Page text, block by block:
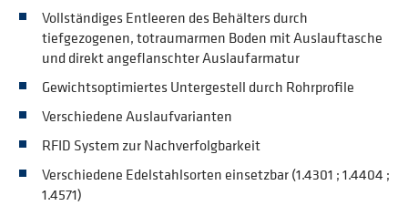
Vollständiges Entleeren des Behälters durch
tiefgezogenen, totraumarmen Boden mit Auslauftasche
und direkt angeflanschter Auslaufarmatur
Gewichtsoptimiertes Untergestell durch Rohrprofile
Verschiedene Auslaufvarianten
RFID System zur Nachverfolgbarkeit
Verschiedene Edelstahlsorten einsetzbar (1.4301 ; 1.4404 ;
1.4571)